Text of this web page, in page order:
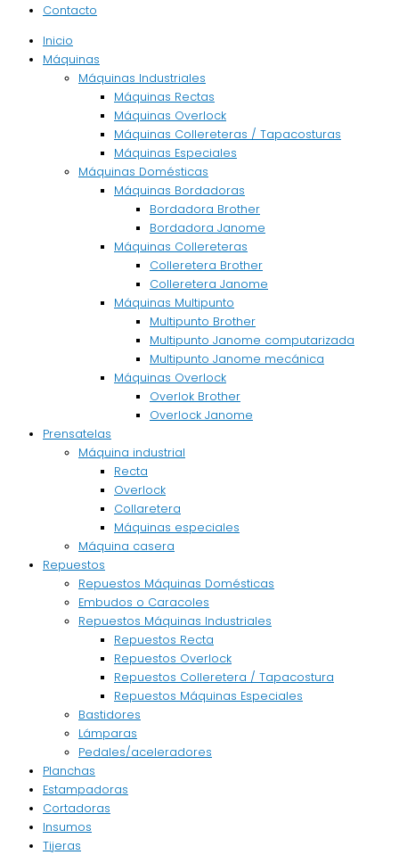
Contacto
Inicio
Máquinas
Máquinas Industriales
Máquinas Rectas
Máquinas Overlock
Máquinas Collereteras / Tapacosturas
Máquinas Especiales
Máquinas Domésticas
Máquinas Bordadoras
Bordadora Brother
Bordadora Janome
Máquinas Collereteras
Colleretera Brother
Colleretera Janome
Máquinas Multipunto
Multipunto Brother
Multipunto Janome computarizada
Multipunto Janome mecánica
Máquinas Overlock
Overlok Brother
Overlock Janome
Prensatelas
Máquina industrial
Recta
Overlock
Collaretera
Máquinas especiales
Máquina casera
Repuestos
Repuestos Máquinas Domésticas
Embudos o Caracoles
Repuestos Máquinas Industriales
Repuestos Recta
Repuestos Overlock
Repuestos Colleretera / Tapacostura
Repuestos Máquinas Especiales
Bastidores
Lámparas
Pedales/aceleradores
Planchas
Estampadoras
Cortadoras
Insumos
Tijeras